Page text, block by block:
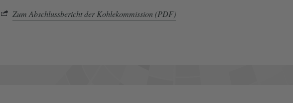
Zum Abschlussbericht der Kohlekommission (PDF)